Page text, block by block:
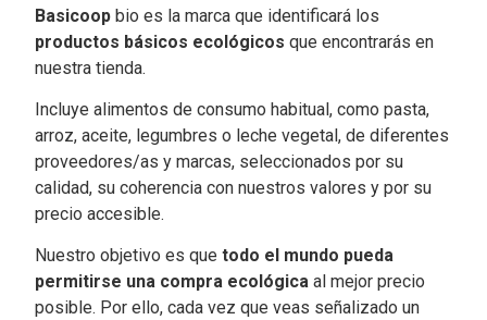
Basicoop bio es la marca que identificará los
productos básicos ecológicos que encontrarás en
nuestra tienda.
Incluye alimentos de consumo habitual, como pasta,
arroz, aceite, legumbres o leche vegetal, de diferentes
proveedores/as y marcas, seleccionados por su
calidad, su coherencia con nuestros valores y por su
precio accesible.
Nuestro objetivo es que todo el mundo pueda
permitirse una compra ecológica al mejor precio
posible. Por ello, cada vez que veas señalizado un